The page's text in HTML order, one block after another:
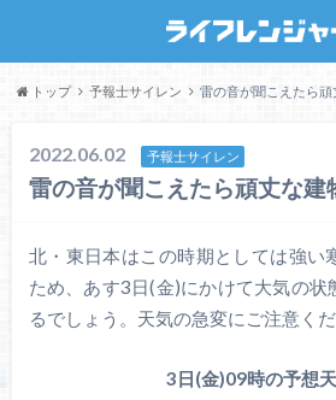
トップ 予報士サイレン 雷の音が聞こえたら
2022.06.02 予報士サイレン
雷の音が聞こえたら頑丈な建
北・東日本はこの時期としては強い
ため、あす3日(金)にかけて大気の状
るでしょう。天気の急変にご注意くだ
3日(金)09時の予想